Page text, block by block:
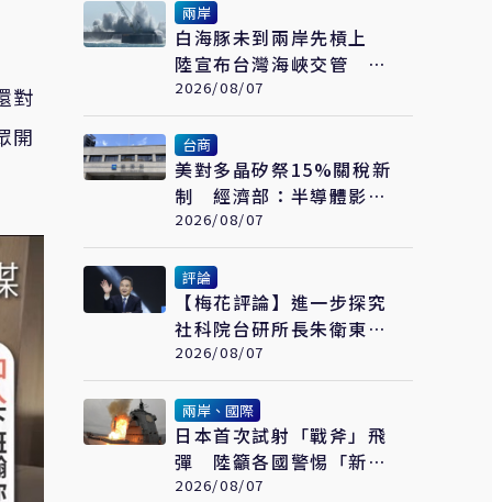
對
開
兩岸
白海豚未到兩岸先槓上
陸宣布台灣海峽交管 陸
委會：不勞費心
2026/08/07
台商
美對多晶矽祭15%關稅新
制 經濟部：半導體影響
可控、太陽能產業衝擊有
限
2026/08/07
評論
【梅花評論】進一步探究
社科院台研所長朱衛東的
「不統而統」
2026/08/07
兩岸、國際
日本首次試射「戰斧」飛
彈 陸籲各國警惕「新型
軍國主義」發展
2026/08/07